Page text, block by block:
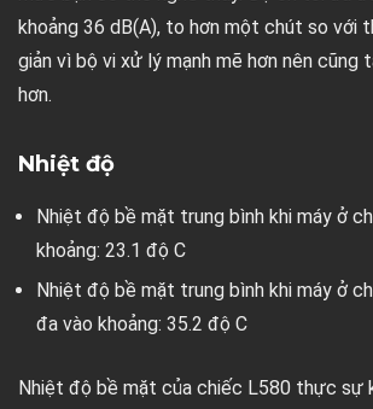
khoảng 36 dB(A), to hơn một chút so với
giản vì bộ vi xử lý mạnh mẽ hơn nên cũng
hơn.
Nhiệt độ
Nhiệt độ bề mặt trung bình khi máy ở
khoảng: 23.1 độ C
Nhiệt độ bề mặt trung bình khi máy ở
đa vào khoảng: 35.2 độ C
Nhiệt độ bề mặt của chiếc L580 thực sự